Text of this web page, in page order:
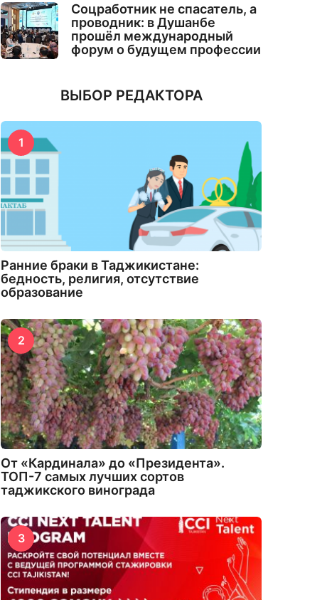
Соцработник не спасатель, а
проводник: в Душанбе
прошёл международный
форум о будущем профессии
ВЫБОР РЕДАКТОРА
1
Ранние браки в Таджикистане:
бедность, религия, отсутствие
образование
2
От «Кардинала» до «Президента».
ТОП-7 самых лучших сортов
таджикского винограда
3